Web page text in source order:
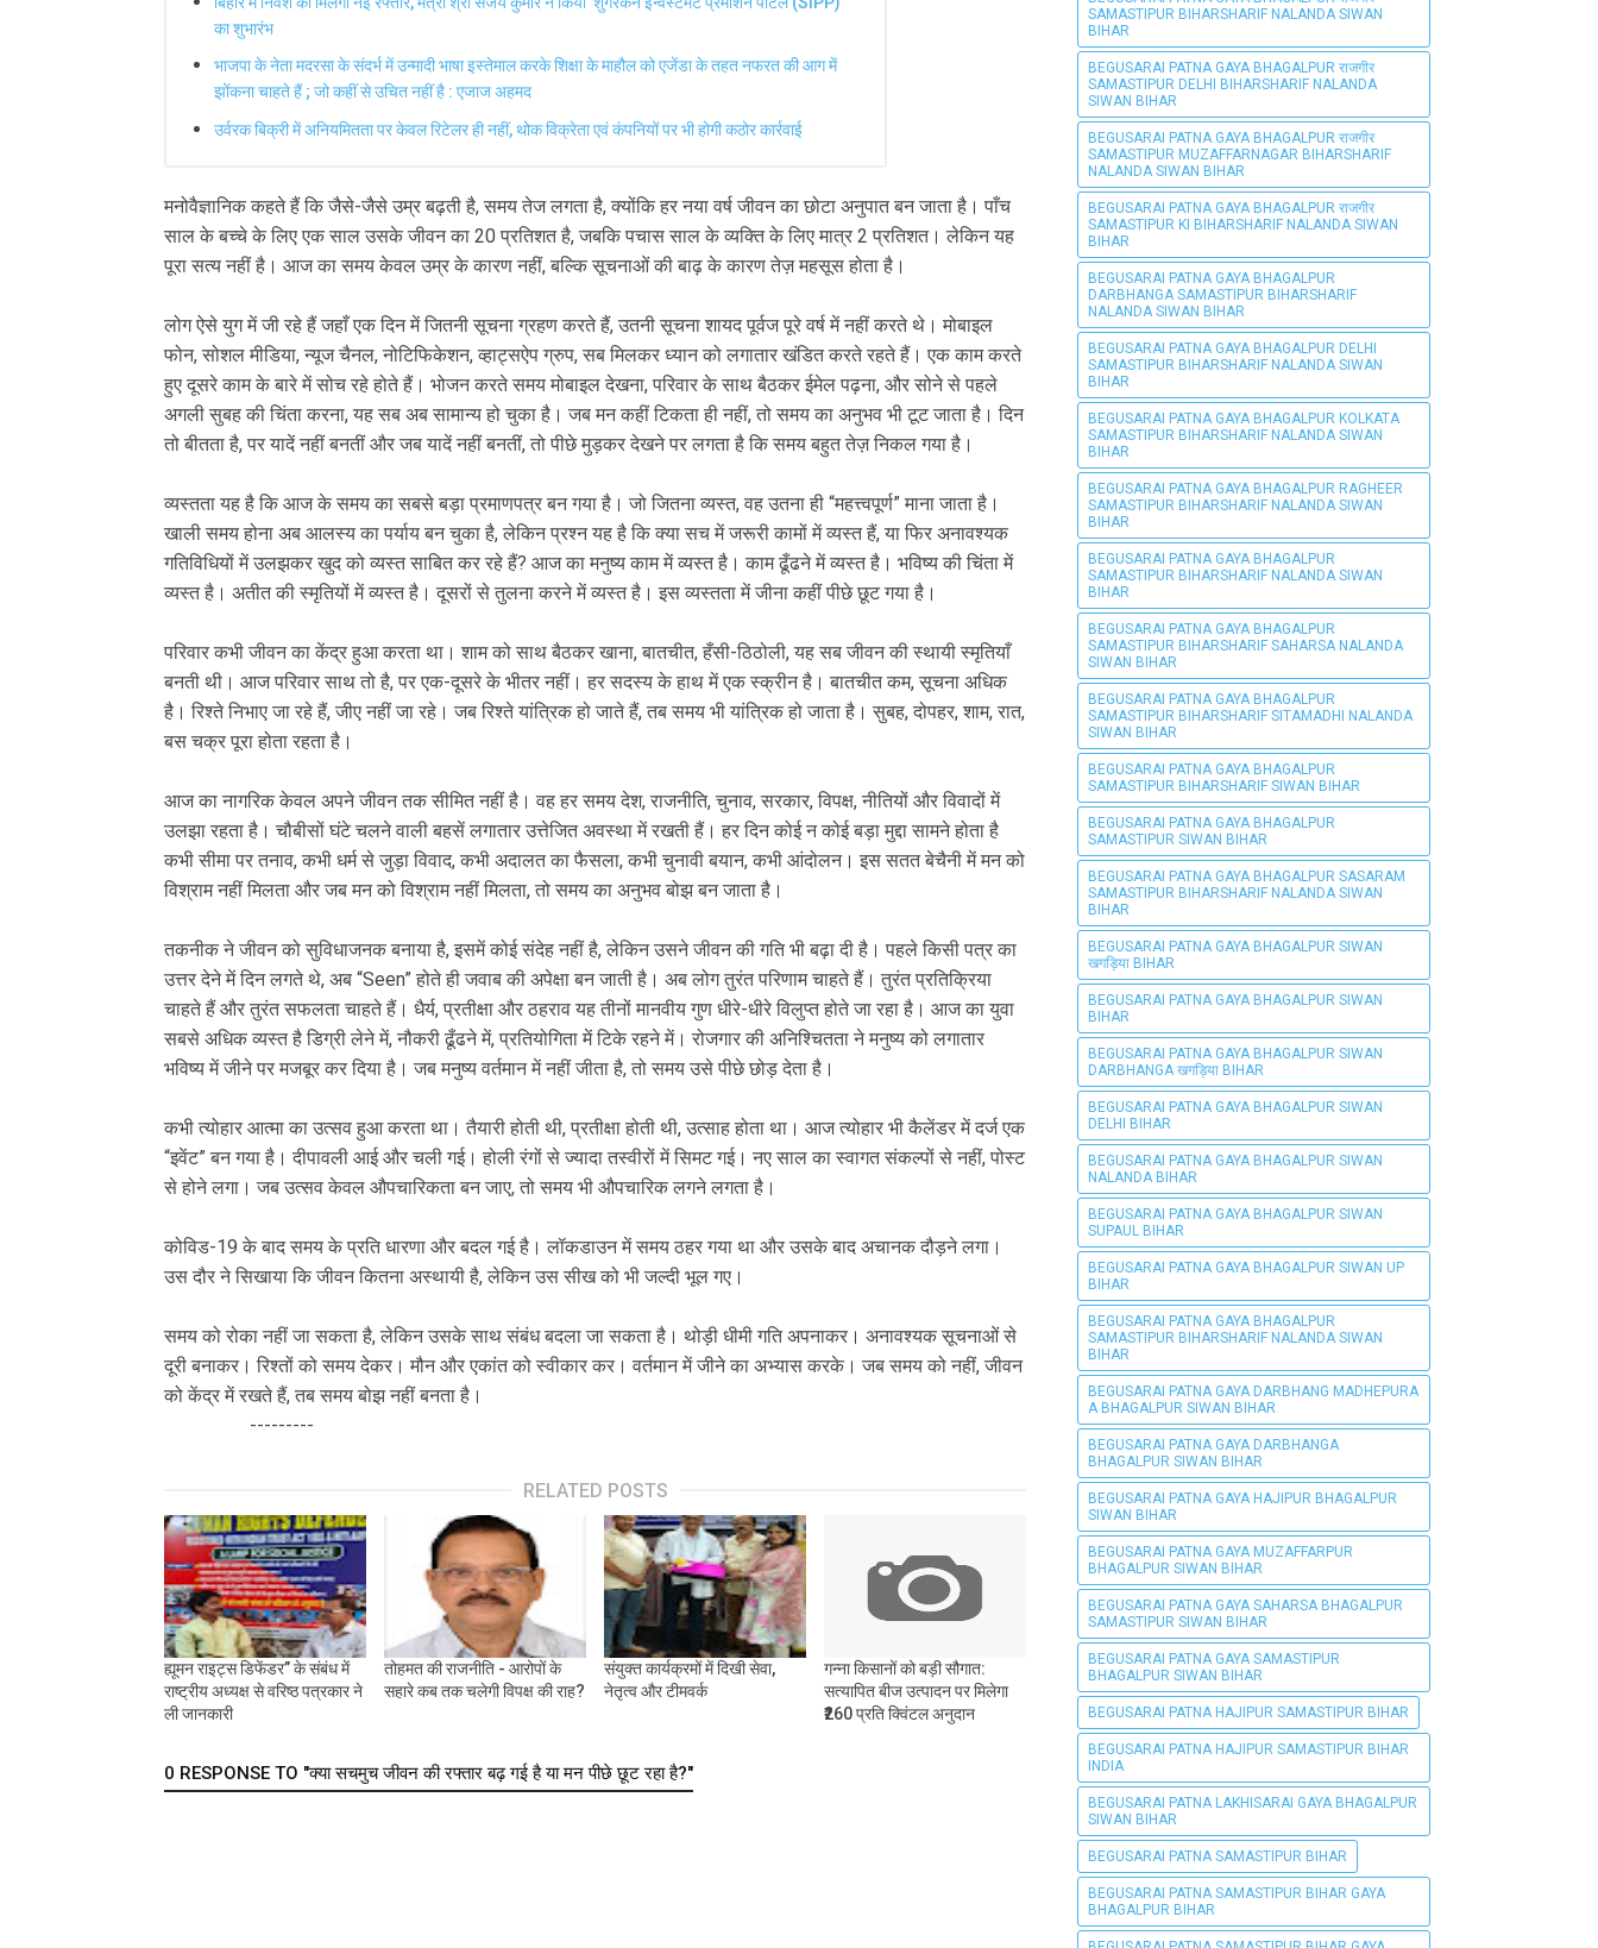
का शुभारंभ
भाजपा के नेता मदरसा के संदर्भ में उन्मादी भाषा इस्तेमाल करके शिक्षा के माहौल को एजेंडा के तहत नफरत की आग में
झोंकना चाहते हैं ; जो कहीं से उचित नहीं है : एजाज अहमद
उर्वरक बिक्री में अनियमितता पर केवल रिटेलर ही नहीं, थोक विक्रेता एवं कंपनियों पर भी होगी कठोर कार्रवाई
मनोवैज्ञानिक कहते हैं कि जैसे-जैसे उम्र बढ़ती है, समय तेज लगता है, क्योंकि हर नया वर्ष जीवन का छोटा अनुपात बन जाता है। पाँच
साल के बच्चे के लिए एक साल उसके जीवन का 20 प्रतिशत है, जबकि पचास साल के व्यक्ति के लिए मात्र 2 प्रतिशत। लेकिन यह
पूरा सत्य नहीं है। आज का समय केवल उम्र के कारण नहीं, बल्कि सूचनाओं की बाढ़ के कारण तेज़ महसूस होता है।
लोग ऐसे युग में जी रहे हैं जहाँ एक दिन में जितनी सूचना ग्रहण करते हैं, उतनी सूचना शायद पूर्वज पूरे वर्ष में नहीं करते थे। मोबाइल
फोन, सोशल मीडिया, न्यूज चैनल, नोटिफिकेशन, व्हाट्सऐप ग्रुप, सब मिलकर ध्यान को लगातार खंडित करते रहते हैं। एक काम करते
हुए दूसरे काम के बारे में सोच रहे होते हैं। भोजन करते समय मोबाइल देखना, परिवार के साथ बैठकर ईमेल पढ़ना, और सोने से पहले
अगली सुबह की चिंता करना, यह सब अब सामान्य हो चुका है। जब मन कहीं टिकता ही नहीं, तो समय का अनुभव भी टूट जाता है। दिन
तो बीतता है, पर यादें नहीं बनतीं और जब यादें नहीं बनतीं, तो पीछे मुड़कर देखने पर लगता है कि समय बहुत तेज़ निकल गया है।
व्यस्तता यह है कि आज के समय का सबसे बड़ा प्रमाणपत्र बन गया है। जो जितना व्यस्त, वह उतना ही “महत्त्वपूर्ण” माना जाता है।
खाली समय होना अब आलस्य का पर्याय बन चुका है, लेकिन प्रश्न यह है कि क्या सच में जरूरी कामों में व्यस्त हैं, या फिर अनावश्यक
गतिविधियों में उलझकर खुद को व्यस्त साबित कर रहे हैं? आज का मनुष्य काम में व्यस्त है। काम ढूँढने में व्यस्त है। भविष्य की चिंता में
व्यस्त है। अतीत की स्मृतियों में व्यस्त है। दूसरों से तुलना करने में व्यस्त है। इस व्यस्तता में जीना कहीं पीछे छूट गया है।
परिवार कभी जीवन का केंद्र हुआ करता था। शाम को साथ बैठकर खाना, बातचीत, हँसी-ठिठोली, यह सब जीवन की स्थायी स्मृतियाँ
बनती थी। आज परिवार साथ तो है, पर एक-दूसरे के भीतर नहीं। हर सदस्य के हाथ में एक स्क्रीन है। बातचीत कम, सूचना अधिक
है। रिश्ते निभाए जा रहे हैं, जीए नहीं जा रहे। जब रिश्ते यांत्रिक हो जाते हैं, तब समय भी यांत्रिक हो जाता है। सुबह, दोपहर, शाम, रात,
बस चक्र पूरा होता रहता है।
आज का नागरिक केवल अपने जीवन तक सीमित नहीं है। वह हर समय देश, राजनीति, चुनाव, सरकार, विपक्ष, नीतियों और विवादों में
उलझा रहता है। चौबीसों घंटे चलने वाली बहसें लगातार उत्तेजित अवस्था में रखती हैं। हर दिन कोई न कोई बड़ा मुद्दा सामने होता है
कभी सीमा पर तनाव, कभी धर्म से जुड़ा विवाद, कभी अदालत का फैसला, कभी चुनावी बयान, कभी आंदोलन। इस सतत बेचैनी में मन को
विश्राम नहीं मिलता और जब मन को विश्राम नहीं मिलता, तो समय का अनुभव बोझ बन जाता है।
तकनीक ने जीवन को सुविधाजनक बनाया है, इसमें कोई संदेह नहीं है, लेकिन उसने जीवन की गति भी बढ़ा दी है। पहले किसी पत्र का
उत्तर देने में दिन लगते थे, अब “Seen” होते ही जवाब की अपेक्षा बन जाती है। अब लोग तुरंत परिणाम चाहते हैं। तुरंत प्रतिक्रिया
चाहते हैं और तुरंत सफलता चाहते हैं। धैर्य, प्रतीक्षा और ठहराव यह तीनों मानवीय गुण धीरे-धीरे विलुप्त होते जा रहा है। आज का युवा
सबसे अधिक व्यस्त है डिग्री लेने में, नौकरी ढूँढने में, प्रतियोगिता में टिके रहने में। रोजगार की अनिश्चितता ने मनुष्य को लगातार
भविष्य में जीने पर मजबूर कर दिया है। जब मनुष्य वर्तमान में नहीं जीता है, तो समय उसे पीछे छोड़ देता है।
कभी त्योहार आत्मा का उत्सव हुआ करता था। तैयारी होती थी, प्रतीक्षा होती थी, उत्साह होता था। आज त्योहार भी कैलेंडर में दर्ज एक
“इवेंट” बन गया है। दीपावली आई और चली गई। होली रंगों से ज्यादा तस्वीरों में सिमट गई। नए साल का स्वागत संकल्पों से नहीं, पोस्ट
से होने लगा। जब उत्सव केवल औपचारिकता बन जाए, तो समय भी औपचारिक लगने लगता है।
कोविड-19 के बाद समय के प्रति धारणा और बदल गई है। लॉकडाउन में समय ठहर गया था और उसके बाद अचानक दौड़ने लगा।
उस दौर ने सिखाया कि जीवन कितना अस्थायी है, लेकिन उस सीख को भी जल्दी भूल गए।
समय को रोका नहीं जा सकता है, लेकिन उसके साथ संबंध बदला जा सकता है। थोड़ी धीमी गति अपनाकर। अनावश्यक सूचनाओं से
दूरी बनाकर। रिश्तों को समय देकर। मौन और एकांत को स्वीकार कर। वर्तमान में जीने का अभ्यास करके। जब समय को नहीं, जीवन
को केंद्र में रखते हैं, तब समय बोझ नहीं बनता है।
---------
RELATED POSTS
ह्यूमन राइट्स डिफेंडर” के संबंध में
राष्ट्रीय अध्यक्ष से वरिष्ठ पत्रकार ने
ली जानकारी
तोहमत की राजनीति - आरोपों के
सहारे कब तक चलेगी विपक्ष की राह?
संयुक्त कार्यक्रमों में दिखी सेवा,
नेतृत्व और टीमवर्क
गन्ना किसानों को बड़ी सौगात:
सत्यापित बीज उत्पादन पर मिलेगा
₹260 प्रति क्विंटल अनुदान
0 RESPONSE TO "क्या सचमुच जीवन की रफ्तार बढ़ गई है या मन पीछे छूट रहा है?"
SAMASTIPUR BIHARSHARIF NALANDA SIWAN
BIHAR
BEGUSARAI PATNA GAYA BHAGALPUR राजगीर
SAMASTIPUR DELHI BIHARSHARIF NALANDA
SIWAN BIHAR
BEGUSARAI PATNA GAYA BHAGALPUR राजगीर
SAMASTIPUR MUZAFFARNAGAR BIHARSHARIF
NALANDA SIWAN BIHAR
BEGUSARAI PATNA GAYA BHAGALPUR राजगीर
SAMASTIPUR KI BIHARSHARIF NALANDA SIWAN
BIHAR
BEGUSARAI PATNA GAYA BHAGALPUR
DARBHANGA SAMASTIPUR BIHARSHARIF
NALANDA SIWAN BIHAR
BEGUSARAI PATNA GAYA BHAGALPUR DELHI
SAMASTIPUR BIHARSHARIF NALANDA SIWAN
BIHAR
BEGUSARAI PATNA GAYA BHAGALPUR KOLKATA
SAMASTIPUR BIHARSHARIF NALANDA SIWAN
BIHAR
BEGUSARAI PATNA GAYA BHAGALPUR RAGHEER
SAMASTIPUR BIHARSHARIF NALANDA SIWAN
BIHAR
BEGUSARAI PATNA GAYA BHAGALPUR
SAMASTIPUR BIHARSHARIF NALANDA SIWAN
BIHAR
BEGUSARAI PATNA GAYA BHAGALPUR
SAMASTIPUR BIHARSHARIF SAHARSA NALANDA
SIWAN BIHAR
BEGUSARAI PATNA GAYA BHAGALPUR
SAMASTIPUR BIHARSHARIF SITAMADHI NALANDA
SIWAN BIHAR
BEGUSARAI PATNA GAYA BHAGALPUR
SAMASTIPUR BIHARSHARIF SIWAN BIHAR
BEGUSARAI PATNA GAYA BHAGALPUR
SAMASTIPUR SIWAN BIHAR
BEGUSARAI PATNA GAYA BHAGALPUR SASARAM
SAMASTIPUR BIHARSHARIF NALANDA SIWAN
BIHAR
BEGUSARAI PATNA GAYA BHAGALPUR SIWAN
खगड़िया BIHAR
BEGUSARAI PATNA GAYA BHAGALPUR SIWAN
BIHAR
BEGUSARAI PATNA GAYA BHAGALPUR SIWAN
DARBHANGA खगड़िया BIHAR
BEGUSARAI PATNA GAYA BHAGALPUR SIWAN
DELHI BIHAR
BEGUSARAI PATNA GAYA BHAGALPUR SIWAN
NALANDA BIHAR
BEGUSARAI PATNA GAYA BHAGALPUR SIWAN
SUPAUL BIHAR
BEGUSARAI PATNA GAYA BHAGALPUR SIWAN UP
BIHAR
BEGUSARAI PATNA GAYA BHAGALPUR
SAMASTIPUR BIHARSHARIF NALANDA SIWAN
BIHAR
BEGUSARAI PATNA GAYA DARBHANG MADHEPURA
A BHAGALPUR SIWAN BIHAR
BEGUSARAI PATNA GAYA DARBHANGA
BHAGALPUR SIWAN BIHAR
BEGUSARAI PATNA GAYA HAJIPUR BHAGALPUR
SIWAN BIHAR
BEGUSARAI PATNA GAYA MUZAFFARPUR
BHAGALPUR SIWAN BIHAR
BEGUSARAI PATNA GAYA SAHARSA BHAGALPUR
SAMASTIPUR SIWAN BIHAR
BEGUSARAI PATNA GAYA SAMASTIPUR
BHAGALPUR SIWAN BIHAR
BEGUSARAI PATNA HAJIPUR SAMASTIPUR BIHAR
BEGUSARAI PATNA HAJIPUR SAMASTIPUR BIHAR
INDIA
BEGUSARAI PATNA LAKHISARAI GAYA BHAGALPUR
SIWAN BIHAR
BEGUSARAI PATNA SAMASTIPUR BIHAR
BEGUSARAI PATNA SAMASTIPUR BIHAR GAYA
BHAGALPUR BIHAR